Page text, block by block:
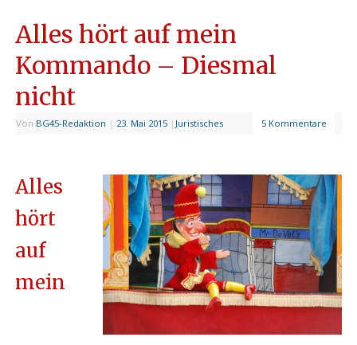
Alles hört auf mein
Kommando – Diesmal
nicht
Von BG45-Redaktion | 23. Mai 2015 | Juristisches 5 Kommentare
Alles
hört
auf
mein